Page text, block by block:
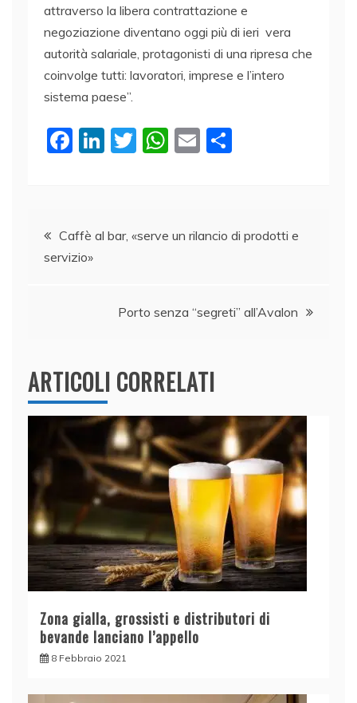
attraverso la libera contrattazione e
negoziazione diventano oggi più di ieri vera
autorità salariale, protagonisti di una ripresa che
coinvolge tutti: lavoratori, imprese e l’intero
sistema paese”.
F
b
o
Li
dI
T
W
A
E
vi
Navigazione
articoli
Caffè al bar, «serve un rilancio di prodotti e
servizio»
Porto senza “segreti” all’Avalon
ARTICOLI CORRELATI
Zona gialla, grossisti e distributori di
bevande lanciano l’appello
8 Febbraio 2021